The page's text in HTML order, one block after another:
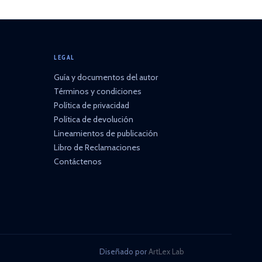
LEGAL
Guía y documentos del autor
Términos y condiciones
Política de privacidad
Política de devolución
Lineamientos de publicación
Libro de Reclamaciones
Contáctenos
Diseñado porArtLex Lab